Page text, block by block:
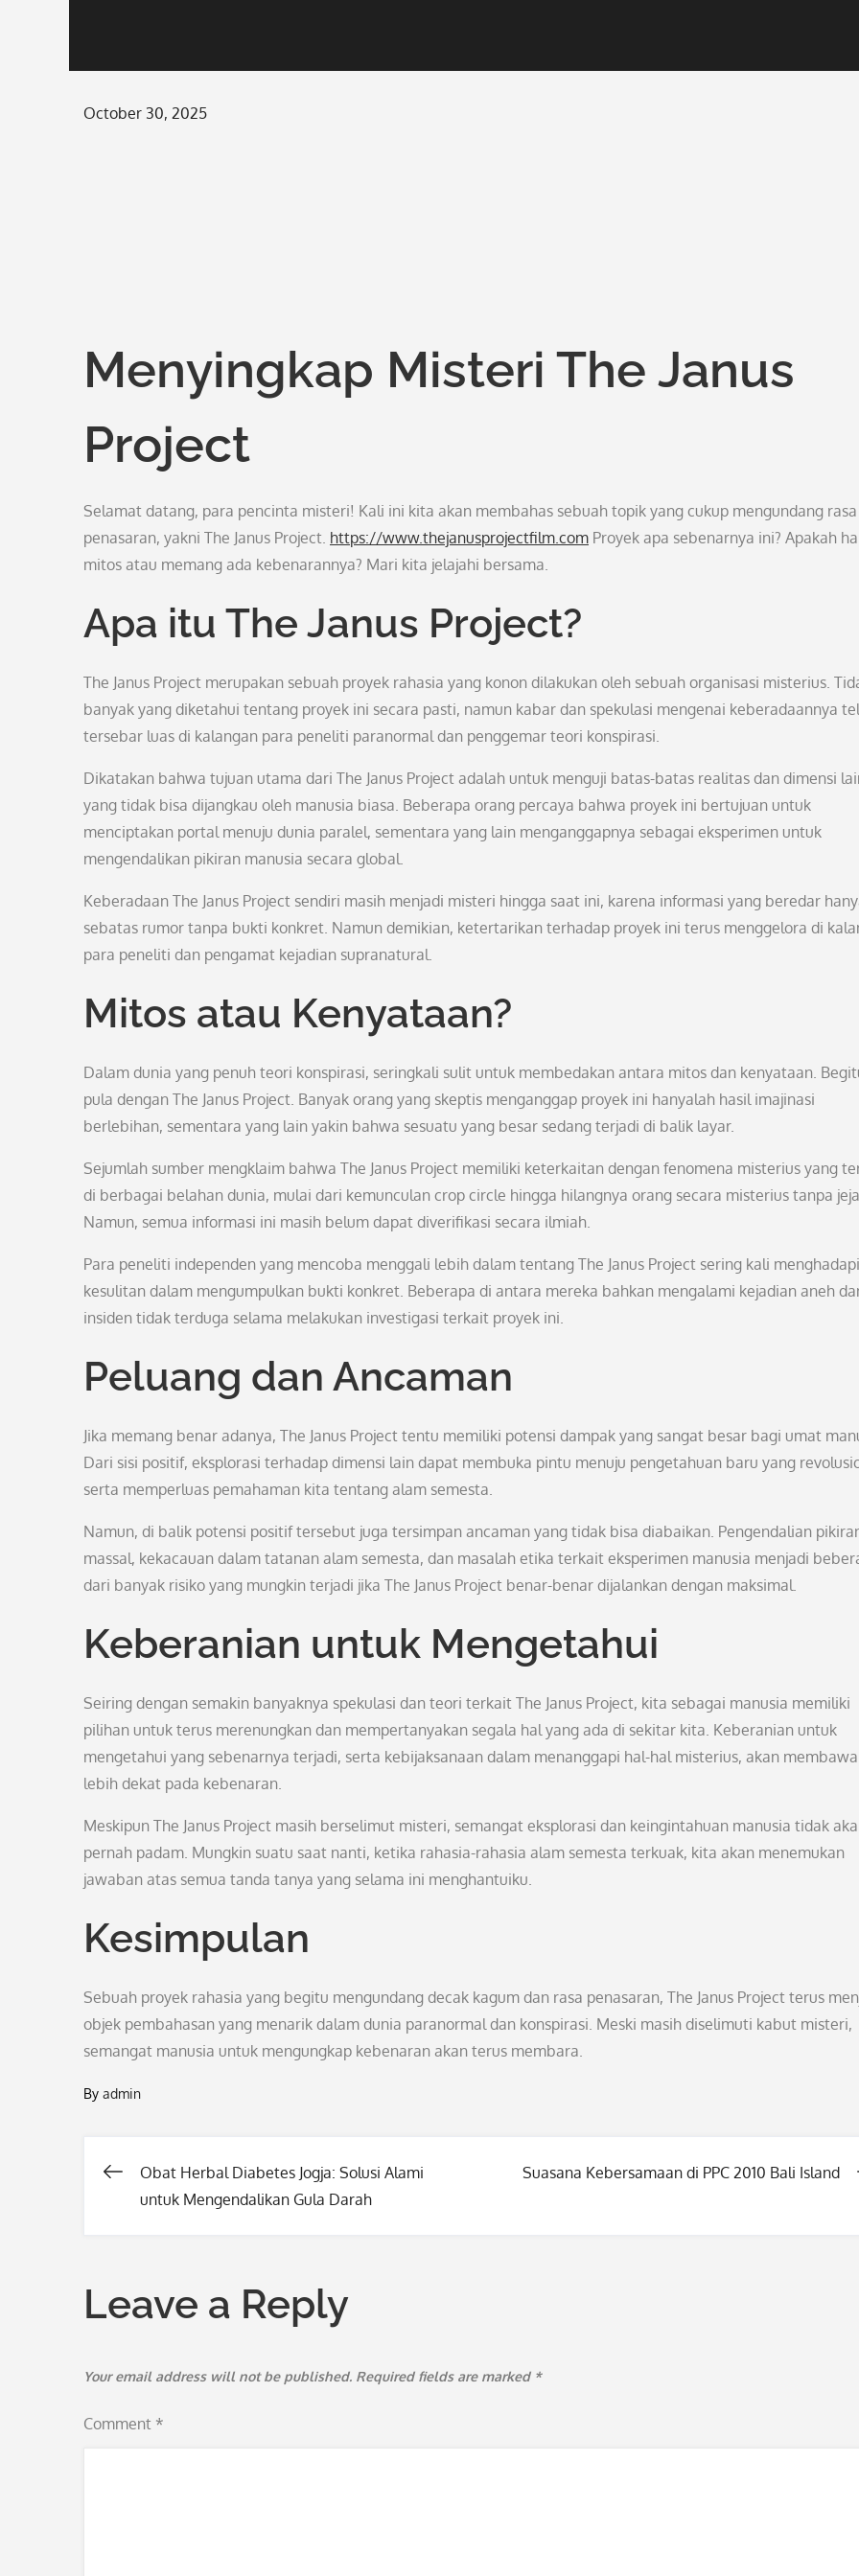
Posted
October 30, 2025
Menyingkap Misteri The Janus
Project
Selamat datang, para pencinta misteri! Kali ini kita akan membahas sebuah topik yang cukup mengundang rasa
penasaran, yakni The Janus Project. https://www.thejanusprojectfilm.com Proyek apa sebenarnya ini? Apakah
mitos atau memang ada kebenarannya? Mari kita jelajahi bersama.
Apa itu The Janus Project?
The Janus Project merupakan sebuah proyek rahasia yang konon dilakukan oleh sebuah organisasi misterius.
banyak yang diketahui tentang proyek ini secara pasti, namun kabar dan spekulasi mengenai keberadaannya
tersebar luas di kalangan para peneliti paranormal dan penggemar teori konspirasi.
Dikatakan bahwa tujuan utama dari The Janus Project adalah untuk menguji batas-batas realitas dan dimensi
yang tidak bisa dijangkau oleh manusia biasa. Beberapa orang percaya bahwa proyek ini bertujuan untuk
menciptakan portal menuju dunia paralel, sementara yang lain menganggapnya sebagai eksperimen untuk
mengendalikan pikiran manusia secara global.
Keberadaan The Janus Project sendiri masih menjadi misteri hingga saat ini, karena informasi yang beredar
sebatas rumor tanpa bukti konkret. Namun demikian, ketertarikan terhadap proyek ini terus menggelora di
para peneliti dan pengamat kejadian supranatural.
Mitos atau Kenyataan?
Dalam dunia yang penuh teori konspirasi, seringkali sulit untuk membedakan antara mitos dan kenyataan.
pula dengan The Janus Project. Banyak orang yang skeptis menganggap proyek ini hanyalah hasil imajinasi
berlebihan, sementara yang lain yakin bahwa sesuatu yang besar sedang terjadi di balik layar.
Sejumlah sumber mengklaim bahwa The Janus Project memiliki keterkaitan dengan fenomena misterius yang
di berbagai belahan dunia, mulai dari kemunculan crop circle hingga hilangnya orang secara misterius tanpa
Namun, semua informasi ini masih belum dapat diverifikasi secara ilmiah.
Para peneliti independen yang mencoba menggali lebih dalam tentang The Janus Project sering kali menghadapi
kesulitan dalam mengumpulkan bukti konkret. Beberapa di antara mereka bahkan mengalami kejadian aneh
insiden tidak terduga selama melakukan investigasi terkait proyek ini.
Peluang dan Ancaman
Jika memang benar adanya, The Janus Project tentu memiliki potensi dampak yang sangat besar bagi umat
Dari sisi positif, eksplorasi terhadap dimensi lain dapat membuka pintu menuju pengetahuan baru yang
serta memperluas pemahaman kita tentang alam semesta.
Namun, di balik potensi positif tersebut juga tersimpan ancaman yang tidak bisa diabaikan. Pengendalian
massal, kekacauan dalam tatanan alam semesta, dan masalah etika terkait eksperimen manusia menjadi
dari banyak risiko yang mungkin terjadi jika The Janus Project benar-benar dijalankan dengan maksimal.
Keberanian untuk Mengetahui
Seiring dengan semakin banyaknya spekulasi dan teori terkait The Janus Project, kita sebagai manusia memiliki
pilihan untuk terus merenungkan dan mempertanyakan segala hal yang ada di sekitar kita. Keberanian untuk
mengetahui yang sebenarnya terjadi, serta kebijaksanaan dalam menanggapi hal-hal misterius, akan
lebih dekat pada kebenaran.
Meskipun The Janus Project masih berselimut misteri, semangat eksplorasi dan keingintahuan manusia tidak
pernah padam. Mungkin suatu saat nanti, ketika rahasia-rahasia alam semesta terkuak, kita akan menemukan
jawaban atas semua tanda tanya yang selama ini menghantuiku.
Kesimpulan
Sebuah proyek rahasia yang begitu mengundang decak kagum dan rasa penasaran, The Janus Project terus
objek pembahasan yang menarik dalam dunia paranormal dan konspirasi. Meski masih diselimuti kabut misteri,
semangat manusia untuk mengungkap kebenaran akan terus membara.
By admin
Post
Obat Herbal Diabetes Jogja: Solusi Alami
untuk Mengendalikan Gula Darah
Suasana Kebersamaan di PPC 2010 Bali Island
Leave a Reply
Your email address will not be published. Required fields are marked *
Comment *